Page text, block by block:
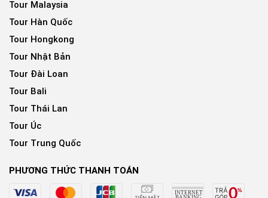
Tour Malaysia
Tour Hàn Quốc
Tour Hongkong
Tour Nhật Bản
Tour Đài Loan
Tour Bali
Tour Thái Lan
Tour Úc
Tour Trung Quốc
PHƯƠNG THỨC THANH TOÁN